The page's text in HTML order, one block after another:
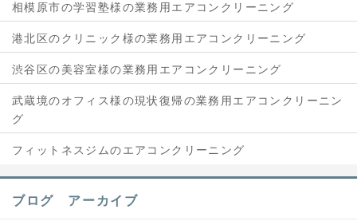
相模原市の学習塾様の業務用エアコンクリーニング
港北区のクリニック様の業務用エアコンクリーニング
渋谷区の美容室様の業務用エアコンクリーニング
武蔵境のオフィス様の現状復帰の業務用エアコンクリーニン
グ
フィットネスジムのエアコンクリーニング
ブログ アーカイブ